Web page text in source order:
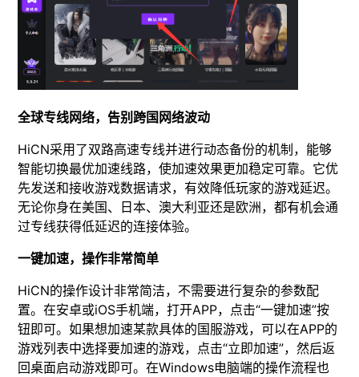
全球专线网络，告别跨国网络波动
HiCN采用了双路高速专线并进行动态备份的机制，能够
智能切换最优加速线路，使加速效果更加稳定可靠。它优
先发送和接收游戏数据请求，有效降低玩家的游戏延迟。
无论你身在美国、日本、澳大利亚还是欧洲，都有机会通
过专线获得低延迟的连接体验。
一键加速，操作非常简单
HiCN的操作设计非常简洁，不需要进行复杂的参数配
置。在安卓或iOS手机端，打开APP，点击“一键加速”按
钮即可。如果想加速某款具体的国服游戏，可以在APP的
游戏列表中选择要加速的游戏，点击“立即加速”，然后返
回桌面启动游戏即可。在Windows电脑端的操作流程也